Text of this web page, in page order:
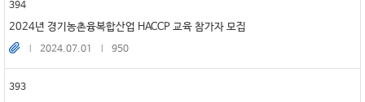
394
2024년 경기농촌융복합산업 HACCP 교육 참가자 모집
2024.07.01
950
393